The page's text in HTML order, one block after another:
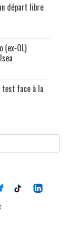
départ libre
(ex-OL)
test face à la